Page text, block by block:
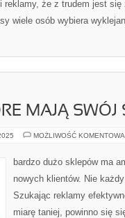
że z trudem jest się
wiele osób wybiera
MAJĄ SWÓJ
MOŻLIWOŚĆ
bardzo dużo sklepów ma
nowych klientów. Nie
Szukając reklamy
miarę taniej, powinno się